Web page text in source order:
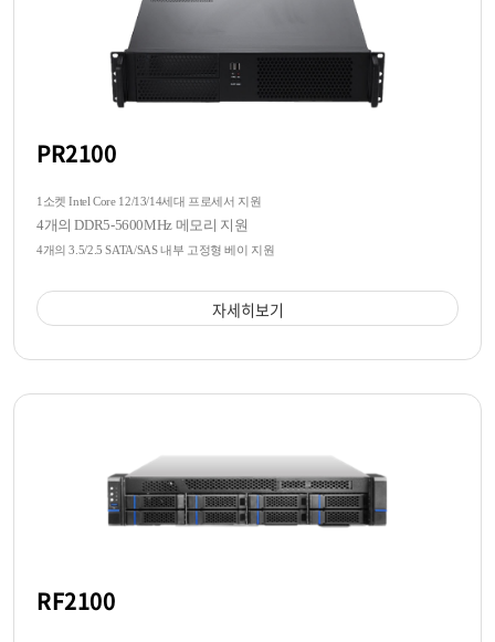
PR2100
1소켓 Intel Core 12/13/14세대 프로세서 지원
4개의 DDR5-5600MHz 메모리 지원
4개의 3.5/2.5 SATA/SAS 내부 고정형 베이 지원
자세히보기
RF2100